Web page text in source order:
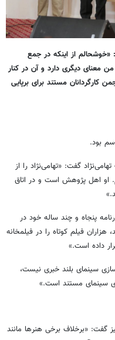
از اینکه در جمع
معنای دیگری دارد و آن در کنار
کارگردانان مستند برای برپایی
بود.
گفت: «تهامی‌نژاد را از
او اهل پژوهش است و در اتاق
پنجاه و چند ساله خود در
فیلم کوتاه را در فیلمخانه
داده است.»
سینمای بلند خبری نیست،
سینمای مستند است.»
گفت: «برخلاف برخی هنرها مانند